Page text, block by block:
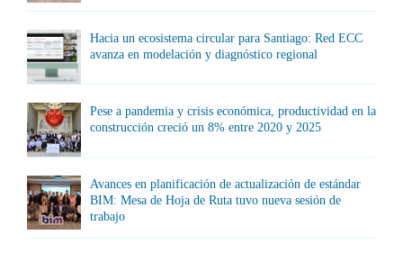
Hacia un ecosistema circular para Santiago: Red ECC
avanza en modelación y diagnóstico regional
Pese a pandemia y crisis económica, productividad en la
construcción creció un 8% entre 2020 y 2025
Avances en planificación de actualización de estándar
BIM: Mesa de Hoja de Ruta tuvo nueva sesión de
trabajo